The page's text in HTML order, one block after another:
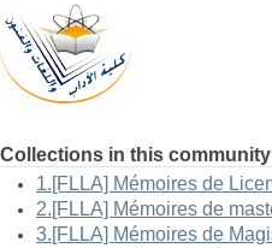
Collections in this community